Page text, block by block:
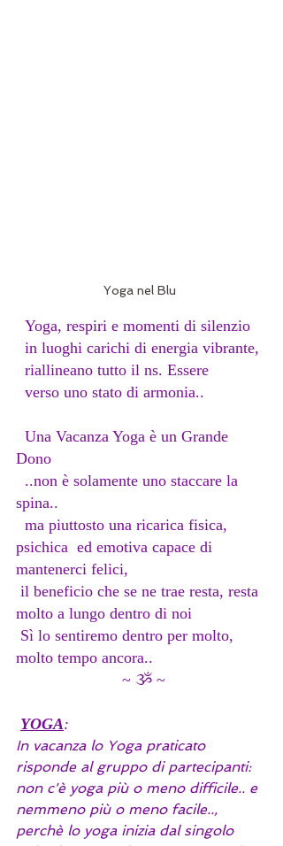
Yoga nel Blu
  Yoga, respiri e momenti di silenzio
  in luoghi carichi di energia vibrante,
  riallineano tutto il ns. Essere
  verso uno stato di armonia..
Dono
spina..
psichica  ed emotiva capace di
mantenerci felici,
molto a lungo dentro di noi
molto tempo ancora..
~ ૐ ~
YOGA:
In vacanza lo Yoga praticato
risponde al gruppo di partecipanti:
non c'è yoga più o meno difficile.. e
nemmeno più o meno facile..,
perchè lo yoga inizia dal singolo